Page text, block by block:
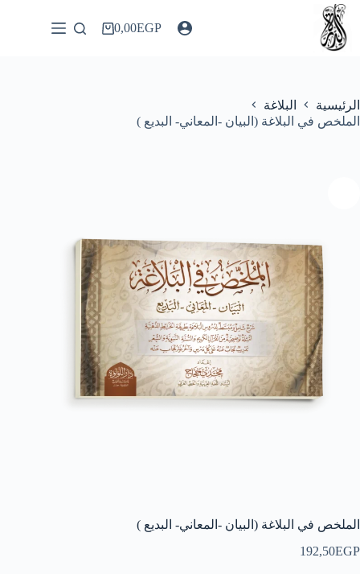
التجاوز
المحتوى
عربة0,00EGP
الرئيسية
البلاغة
الملخص في البلاغة (البيان -المعاني- البديع )
الملخص في البلاغة (البيان -المعاني- البديع )
192,50EGP